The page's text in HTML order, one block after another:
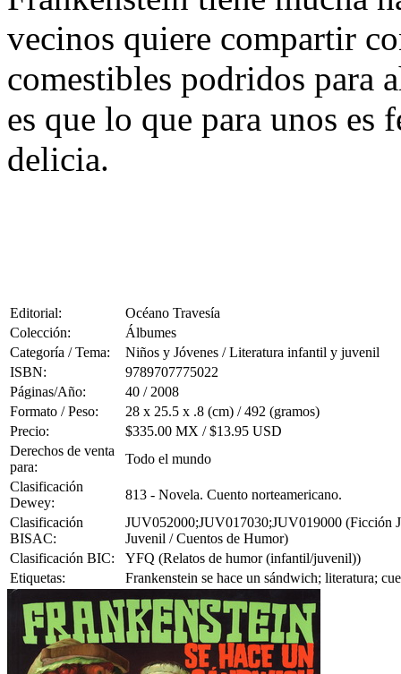
vecinos quiere compartir
comestibles podridos para
es que lo que para unos es
delicia.
Editorial:
Océano Travesía
Colección:
Álbumes
Categoría / Tema:
Niños y Jóvenes / Literatura infantil y juvenil
ISBN:
9789707775022
Páginas/Año:
40 / 2008
Formato / Peso:
28 x 25.5 x .8 (cm) / 492 (gramos)
Precio:
$335.00 MX / $13.95 USD
Derechos de venta
para:
Todo el mundo
Clasificación
Dewey:
813 - Novela. Cuento norteamericano.
Clasificación
BISAC:
JUV052000;JUV017030;JUV019000 (Ficción
Juvenil / Cuentos de Humor)
Clasificación BIC:
YFQ (Relatos de humor (infantil/juvenil))
Etiquetas:
Frankenstein se hace un sándwich; literatura;